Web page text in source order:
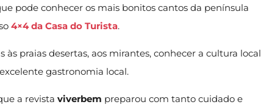
pode conhecer os mais bonitos cantos da península
4×4 da Casa do Turista.
às praias desertas, aos mirantes, conhecer a cultura local
gastronomia local.
a revistaviverbem preparou com tanto cuidado e